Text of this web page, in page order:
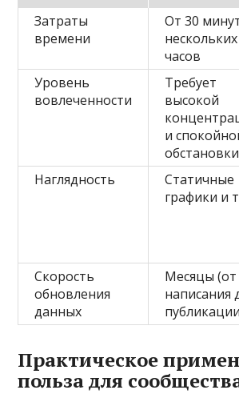
Затраты
времени
От 30
нескольких
часов
Уровень
вовлеченности
Требует
высокой
и
обстановки
Наглядность
Статичные
графики и
Скорость
обновления
данных
Месяцы (от
написания
Практическое
польза для